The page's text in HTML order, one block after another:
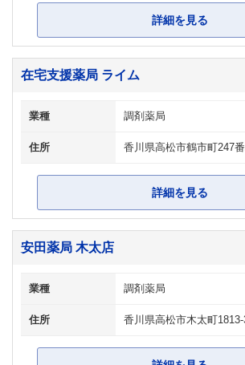
詳細を見る
在宅支援薬局 ライム
業種 調剤薬局
住所 香川県高松市鶴市町247
詳細を見る
安田薬局 木太店
業種 調剤薬局
住所 香川県高松市木太町1813-